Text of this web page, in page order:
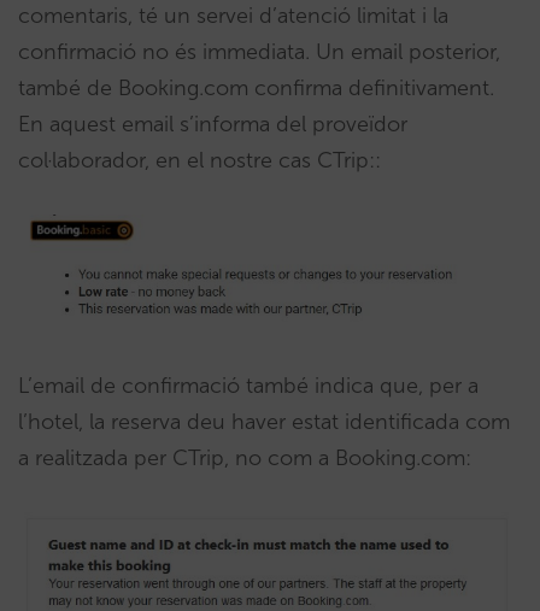
comentaris, té un servei d’atenció limitat i la
confirmació no és immediata. Un email posterior,
també de Booking.com confirma definitivament.
En aquest email s’informa del proveïdor
col·laborador, en el nostre cas CTrip::
L’email de confirmació també indica que, per a
l’hotel, la reserva deu haver estat identificada com
a realitzada per CTrip, no com a Booking.com: